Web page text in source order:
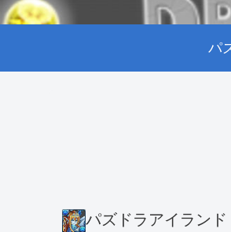
パ
パズドラアイランド